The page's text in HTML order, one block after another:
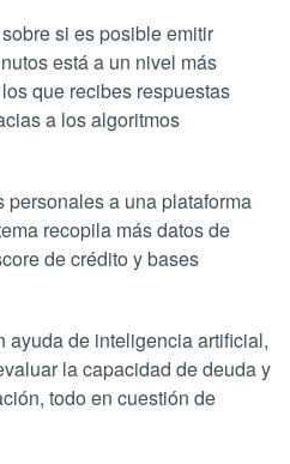
si es posible emitir
está a un nivel más
que recibes respuestas
a los algoritmos
a una plataforma
recopila más datos de
de crédito y bases
ayuda de inteligencia artificial,
la capacidad de deuda y
todo en cuestión de